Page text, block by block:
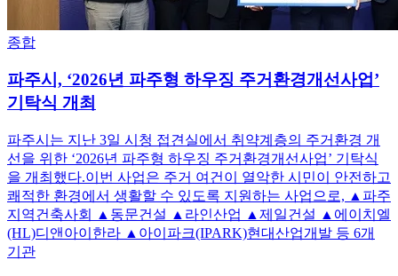
종합
파주시, ‘2026년 파주형 하우징 주거환경개선사업’
기탁식 개최
파주시는 지난 3일 시청 접견실에서 취약계층의 주거환경 개
선을 위한 ‘2026년 파주형 하우징 주거환경개선사업’ 기탁식
을 개최했다.이번 사업은 주거 여건이 열악한 시민이 안전하고
쾌적한 환경에서 생활할 수 있도록 지원하는 사업으로, ▲파주
지역건축사회 ▲동문건설 ▲라인산업 ▲제일건설 ▲에이치엘
(HL)디앤아이한라 ▲아이파크(IPARK)현대산업개발 등 6개
기관